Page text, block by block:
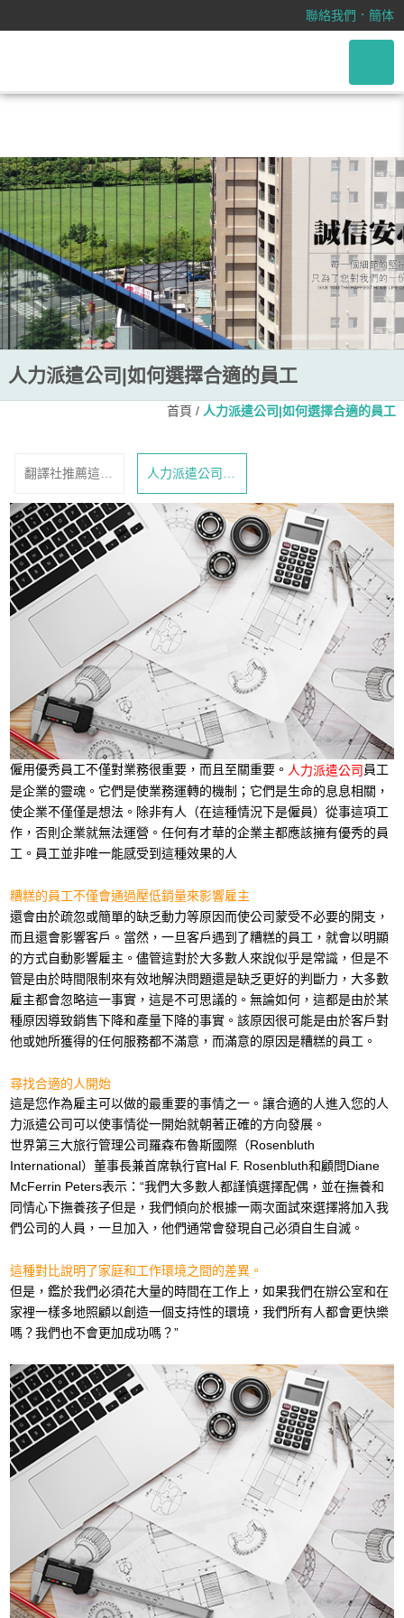
聯絡我們 ． 簡体
人力派遣公司|如何選擇合適的員工
人力派遣公司|如何選擇合適的員工
首頁 / 人力派遣公司|如何選擇合適的員工
翻譯社推薦這一
翻譯服務
人力派遣公司|
如何選擇合適的
員工
僱用優秀員工不僅對業務很重要，而且至關重要。 人力派遣公司 員工
是企業的靈魂。它們是使業務運轉的機制；它們是生命的息息相關，
使企業不僅僅是想法。除非有人（在這種情況下是僱員）從事這項工
作，否則企業就無法運營。任何有才華的企業主都應該擁有優秀的員
工。員工並非唯一能感受到這種效果的人
糟糕的員工不僅會通過壓低銷量來影響雇主
還會由於疏忽或簡單的缺乏動力等原因而使公司蒙受不必要的開支，
而且還會影響客戶。當然，一旦客戶遇到了糟糕的員工，就會以明顯
的方式自動影響雇主。儘管這對於大多數人來說似乎是常識，但是不
管是由於時間限制來有效地解決問題還是缺乏更好的判斷力，大多數
雇主都會忽略這一事實，這是不可思議的。無論如何，這都是由於某
種原因導致銷售下降和產量下降的事實。該原因很可能是由於客戶對
他或她所獲得的任何服務都不滿意，而滿意的原因是糟糕的員工。
尋找合適的人開始
這是您作為雇主可以做的最重要的事情之一。讓合適的人進入您的人
力派遣公司可以使事情從一開始就朝著正確的方向發展。
世界第三大旅行管理公司羅森布魯斯國際（Rosenbluth
International）董事長兼首席執行官Hal F. Rosenbluth和顧問Diane
McFerrin Peters表示：“我們大多數人都謹慎選擇配偶，並在撫養和
同情心下撫養孩子但是，我們傾向於根據一兩次面試來選擇將加入我
們公司的人員，一旦加入，他們通常會發現自己必須自生自滅。
這種對比說明了家庭和工作環境之間的差異。
但是，鑑於我們必須花大量的時間在工作上，如果我們在辦公室和在
家裡一樣多地照顧以創造一個支持性的環境，我們所有人都會更快樂
嗎？我們也不會更加成功嗎？”